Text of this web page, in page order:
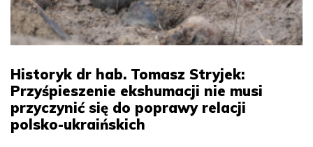
Historyk dr hab. Tomasz Stryjek:
Przyśpieszenie ekshumacji nie musi
przyczynić się do poprawy relacji
polsko-ukraińskich